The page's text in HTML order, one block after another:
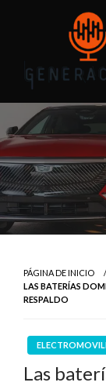
Generación
PÁGINA DE INICIO
LAS BATERÍAS
RESPALDO
Las